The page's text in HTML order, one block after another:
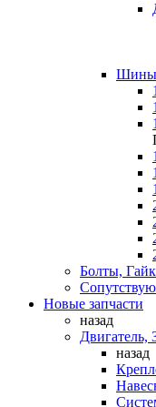
Шины
Болты,
Новые запчасти
назад
Двигатель,
назад